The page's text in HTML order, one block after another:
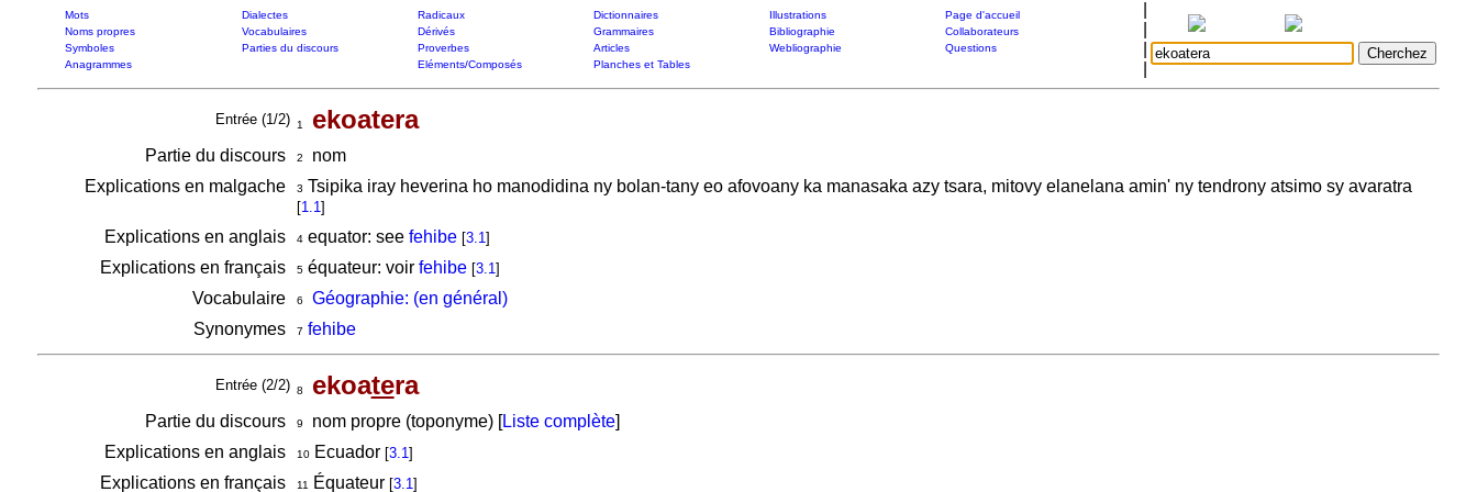
Mots Dialectes Radicaux Dictionnaires Illustrations
Page d'accueil
Noms propres
Vocabulaires Dérivés Grammaires Bibliographie
Collaborateurs
Symboles
Parties du discours Proverbes Articles Webliographie
Questions
Anagrammes
Eléments/Composés Planches et Tables
Entrée (1/2) 1 ekoatera
Partie du discours 2
nom
Explications en malgache
3 Tsipika iray heverina ho manodidina ny bolan-tany eo afovoany ka manasaka azy tsara, mitovy elanelana amin' ny tendrony atsimo sy avaratra
[1.1]
Explications en anglais 4equator: see fehibe [3.1]
Explications en français 5équateur: voir fehibe [3.1]
Vocabulaire 6
Géographie: (en général)
Synonymes
7 fehibe
Entrée (2/2) 8 ekoatera
Partie du discours 9 nom propre (toponyme) [Liste complète]
Explications en anglais
10Ecuador [3.1]
Explications en français 11 Équateur [3.1]